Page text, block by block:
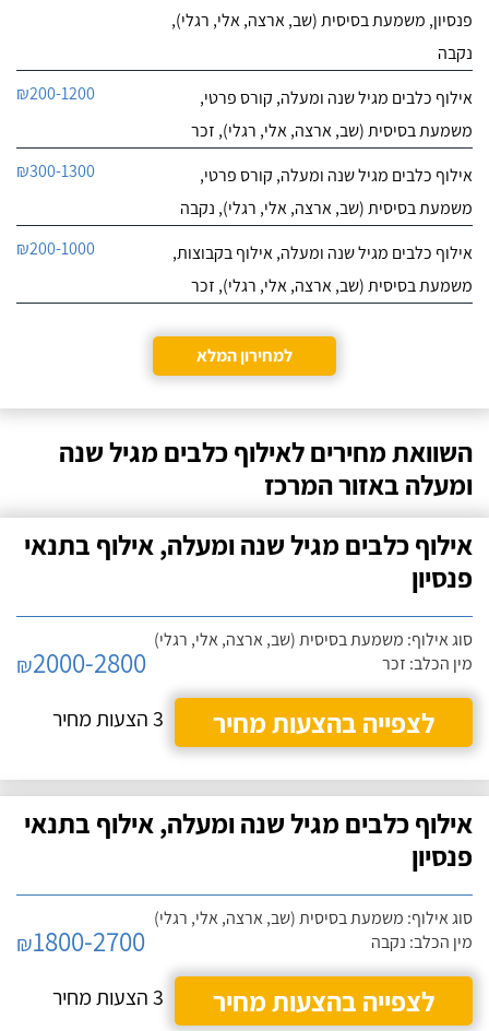
פנסיון, משמעת בסיסית (שב, ארצה, אלי, רגלי),
נקבה
אילוף כלבים מגיל שנה ומעלה, קורס פרטי,
משמעת בסיסית (שב, ארצה, אלי, רגלי), זכר
₪200-1200
אילוף כלבים מגיל שנה ומעלה, קורס פרטי,
משמעת בסיסית (שב, ארצה, אלי, רגלי), נקבה
₪300-1300
אילוף כלבים מגיל שנה ומעלה, אילוף בקבוצות,
משמעת בסיסית (שב, ארצה, אלי, רגלי), זכר
₪200-1000
למחירון המלא
השוואת מחירים לאילוף כלבים מגיל שנה
ומעלה באזור המרכז
אילוף כלבים מגיל שנה ומעלה, אילוף בתנאי
פנסיון
סוג אילוף: משמעת בסיסית (שב, ארצה, אלי, רגלי)
מין הכלב: זכר
₪2000-2800
לצפייה בהצעות מחיר
3 הצעות מחיר
אילוף כלבים מגיל שנה ומעלה, אילוף בתנאי
פנסיון
סוג אילוף: משמעת בסיסית (שב, ארצה, אלי, רגלי)
מין הכלב: נקבה
₪1800-2700
לצפייה בהצעות מחיר
3 הצעות מחיר